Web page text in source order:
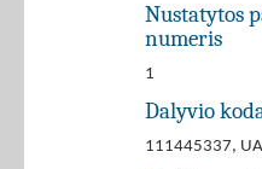
Nustatytos
numeris
1
Dalyvio
111445337,